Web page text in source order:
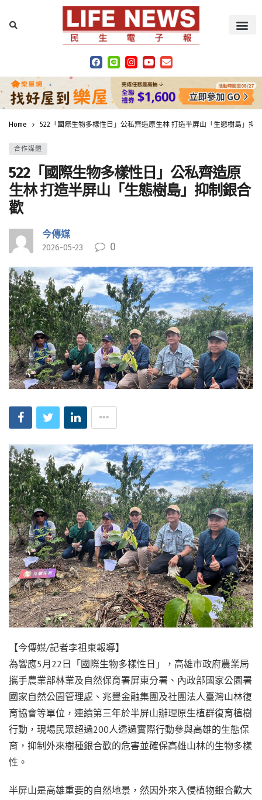
Home 522「國際生物多樣性日」公私齊造原生林 打造半屏山「生態樹島」抑
合作媒體
522「國際生物多樣性日」公私齊造原
生林 打造半屏山「生態樹島」抑制銀合
歡
今傳媒
2026-05-23 0
【今傳媒/記者李祖東報導】
為響應5月22日「國際生物多樣性日」，高雄市政府農業局
攜手農業部林業及自然保育署屏東分署、內政部國家公園署
國家自然公園管理處、兆豐金融集團及社團法人臺灣山林復
育協會等單位，連續第三年於半屏山辦理原生植群復育植樹
行動，現場民眾超過200人透過實際行動參與高雄的生態保
育，抑制外來樹種銀合歡的危害並確保高雄山林的生物多樣
性。
半屏山是高雄重要的自然地景，然因外來入侵植物銀合歡大